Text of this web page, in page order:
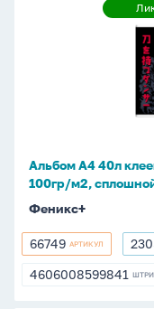
100гр/
м2,
сплошной
УФ-
лак
Альбом А4 40л
100гр/м2,
Феникс+
66749
66749 АРТИКУЛ
4606008599841
4606008599841